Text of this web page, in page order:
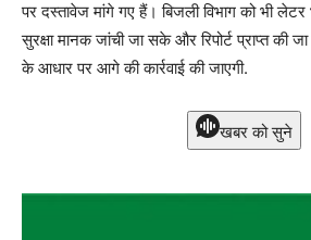
पर दस्तावेज मांगे गए हैं। बिजली विभाग को भी
सुरक्षा मानक जांची जा सके और रिपोर्ट प्राप्त की
के आधार पर आगे की कार्रवाई की जाएगी.
खबर को सुने